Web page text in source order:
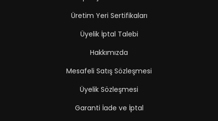
Üretim Yeri Sertifikaları
Üyelik İptal Talebi
Hakkımızda
Mesafeli Satış Sözleşmesi
Üyelik Sözleşmesi
Garanti İade ve İptal